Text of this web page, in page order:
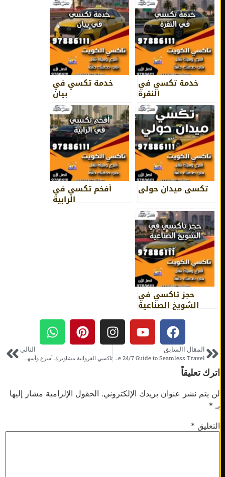
خدمة تكسي في
النقرة
خدمة تكسي في
بيان
تكسي ميدان حولي أفخم تكسي في
الرابية
حجز تاكسي في
الشويخ الصناعية
المقال االسابق
Kuwait Taxi Service – Your Reliable 24/7 Guide to Seamless Travel تاكسي الفروانية مشاويرك أسرع وأسهل على مدار الساعة
تعليقاً
نشر عنوان بريدك الإلكتروني. الحقول الإلزامية مشار إليها
*